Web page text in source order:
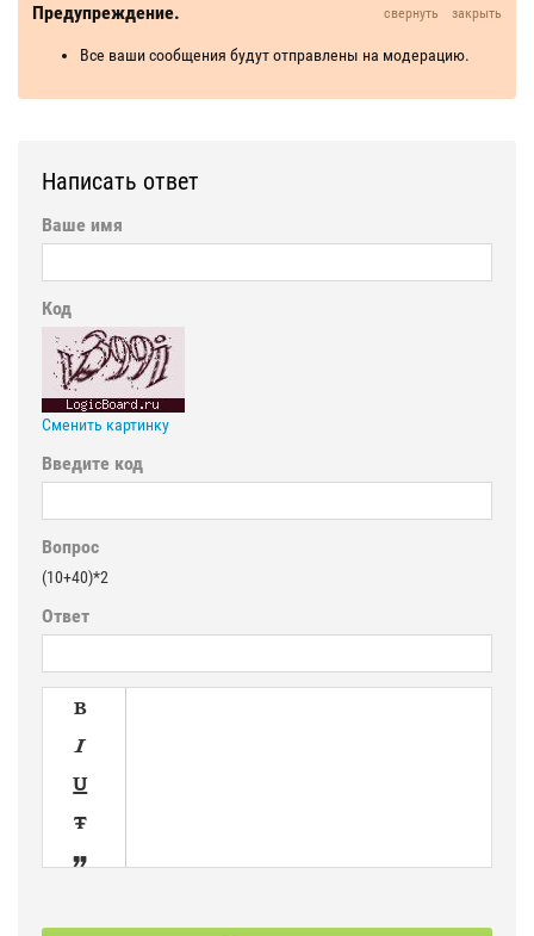
Предупреждение. свернуть закрыть
Все ваши сообщения будут отправлены на модерацию.
Написать ответ
Ваше имя
Код
Сменить картинку
Введите код
Вопрос
(10+40)*2
Ответ




